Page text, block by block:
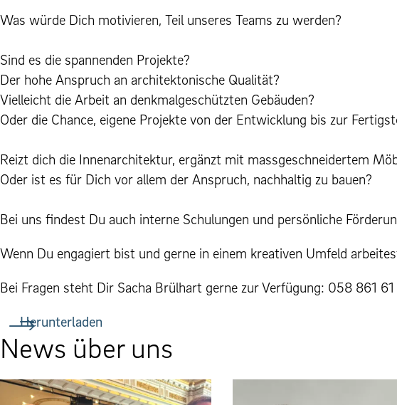
Was würde Dich motivieren, Teil unseres Teams zu werden?
Sind es die spannenden Projekte?
Der hohe Anspruch an architektonische Qualität?
Vielleicht die Arbeit an denkmalgeschützten Gebäuden?
Oder die Chance, eigene Projekte von der Entwicklung bis zur
Reizt dich die Innenarchitektur, ergänzt mit massgeschneidertem
Oder ist es für Dich vor allem der Anspruch, nachhaltig zu bauen?
Bei uns findest Du auch interne Schulungen und persönliche
Wenn Du engagiert bist und gerne in einem kreativen Umfeld
Bei Fragen steht Dir Sacha Brülhart gerne zur Verfügung: 058 861 61
Herunterladen
News über uns